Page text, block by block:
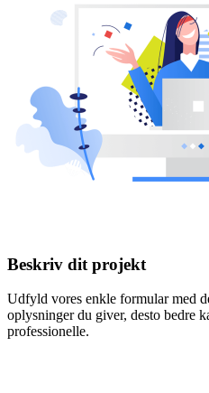
Beskriv dit projekt
Udfyld vores enkle formular med
oplysninger du giver, desto bedre
professionelle.